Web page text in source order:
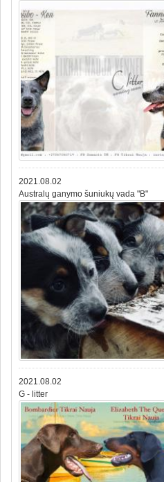
2021.08.02
Australų ganymo šuniukų vada "B"
2021.08.02
G - litter